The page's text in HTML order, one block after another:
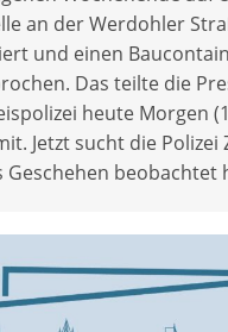
an der Werdohler
und einen
Das teilte die
heute Morgen
Jetzt sucht die Polizei
Geschehen beobachtet